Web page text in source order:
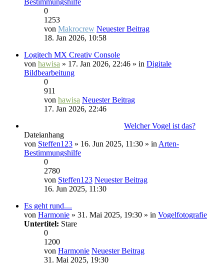
Bestimmungshilfe
0
1253
von Makrocrew Neuester Beitrag
18. Jan 2026, 10:58
Logitech MX Creativ Console
von hawisa » 17. Jan 2026, 22:46 » in Digitale
Bildbearbeitung
0
911
von hawisa Neuester Beitrag
17. Jan 2026, 22:46
Welcher Vogel ist das?
Dateianhang
von Steffen123 » 16. Jun 2025, 11:30 » in Arten-
Bestimmungshilfe
0
2780
von Steffen123 Neuester Beitrag
16. Jun 2025, 11:30
Es geht rund....
von Harmonie » 31. Mai 2025, 19:30 » in Vogelfotografie
Untertitel: Stare
0
1200
von Harmonie Neuester Beitrag
31. Mai 2025, 19:30